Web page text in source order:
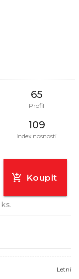
65
Profil
109
Index nosnosti
Koupit
ks.
Letní